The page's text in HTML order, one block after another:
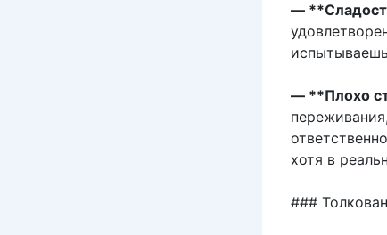
—
— **Плохо
хотя в
###